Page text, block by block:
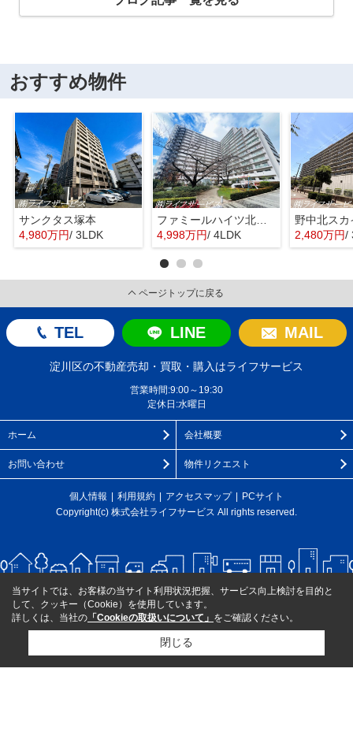
おすすめ物件
サンクタス塚本
4,980万円/ 3LDK
ファミールハイツ北大阪４号棟
4,998万円/ 4LDK
野中北スカ
2,480万円/
ページトップに戻る
TEL LINE MAIL
淀川区の不動産売却・買取・購入はライフサービス
営業時間:9:00～19:30
定休日:水曜日
ホーム 会社概要
お問い合わせ 物件リクエスト
個人情報 利用規約 アクセスマップ
PCサイト
Copyright(c) 株式会社ライフサービス All rights reserved.
当サイトでは、お客様の当サイト利用状況把握、サービス向上検討を目的と
して、クッキー（Cookie）を使用しています。
詳しくは、当社の 「Cookieの取扱いについて」 をご確認ください。
閉じる